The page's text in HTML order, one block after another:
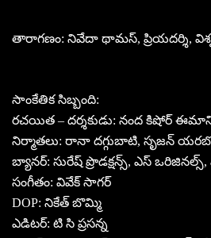
తారాగణం: నివేదా థామస్, ప్రియదర్శి,
సాంకేతిక సిబ్బంది:
రచయిత – దర్శకుడు: నంద కిషోర్
నిర్మాతలు: రానా దగ్గుబాటి, సృజన్
బ్యానర్: సురేష్ ప్రొడక్షన్స్, ఎస్ ఒరిజినల్స్,
సంగీతం: వివేక్ సాగర్
DOP: నికేత్ బొమ్మి
ఎడిటర్: టి సి ప్రసన్న